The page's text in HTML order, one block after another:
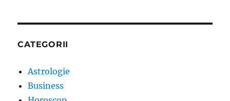
CATEGORII
Astrologie
Business